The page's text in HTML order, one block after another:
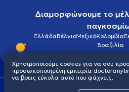
Διαμορφώνουμε το
ΕλλάδαΒέλγιοΜεξικόΚολομβία
Βραζιλία
Πολιτική
Χρησιμοποιούμε cookies για να σου
προσωποποιημένη εμπειρία
να βρεις εύκολα αυτό που ψάχνεις.